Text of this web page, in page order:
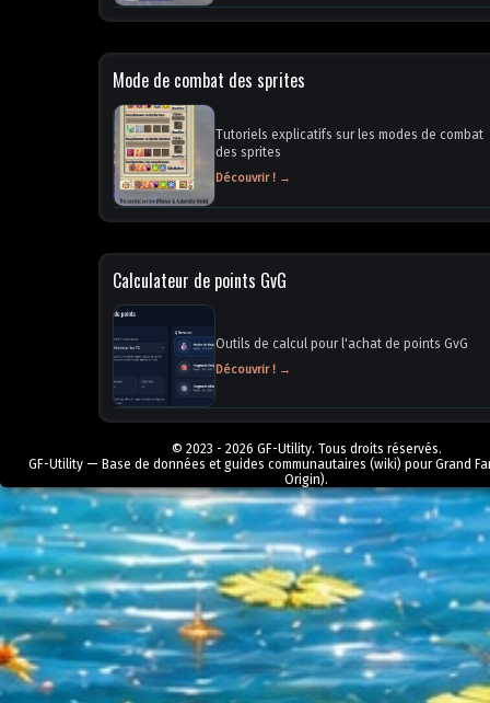
Mode de combat des sprites
Tutoriels explicatifs sur les modes de combat
des sprites
Découvrir ! →
Calculateur de points GvG
Outils de calcul pour l'achat de points GvG
Découvrir ! →
© 2023 - 2026 GF-Utility. Tous droits réservés.
GF-Utility — Base de données et guides communautaires (wiki) pour Grand
Origin).